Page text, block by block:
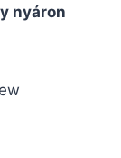
nyáron